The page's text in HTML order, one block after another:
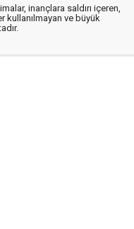
inançlara saldırı içeren,
kullanılmayan ve büyük